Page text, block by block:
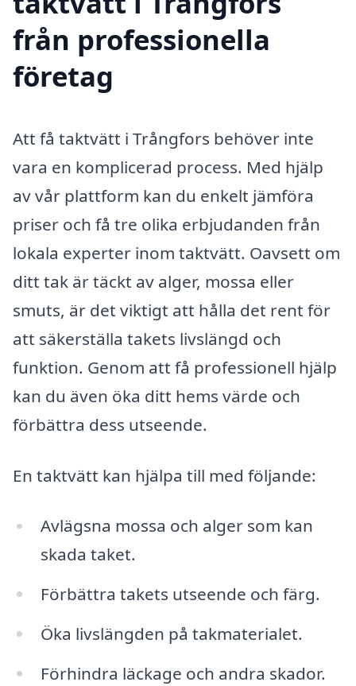
från professionella
företag
Att få taktvätt i Trångfors behöver inte
vara en komplicerad process. Med hjälp
av vår plattform kan du enkelt jämföra
priser och få tre olika erbjudanden från
lokala experter inom taktvätt. Oavsett om
ditt tak är täckt av alger, mossa eller
smuts, är det viktigt att hålla det rent för
att säkerställa takets livslängd och
funktion. Genom att få professionell hjälp
kan du även öka ditt hems värde och
förbättra dess utseende.
En taktvätt kan hjälpa till med följande:
Avlägsna mossa och alger som kan
skada taket.
Förbättra takets utseende och färg.
Öka livslängden på takmaterialet.
Förhindra läckage och andra skador.